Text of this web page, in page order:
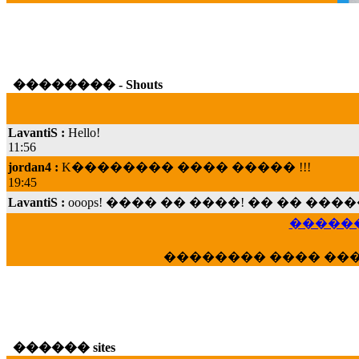
�������� - Shouts
11:56
jordan4 :
19:45
LavantiS :
���; ���� ��� ��� �������� ����
veronica :E���� 2012 ��� ����� ���
�������� ����
������ sites